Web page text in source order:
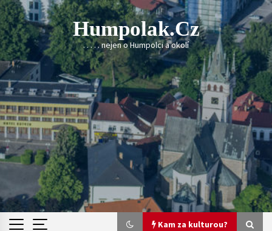
Skip
to
content
Humpolak.cz
. . . . . nejen o Humpolci a okolí
Kam za kulturou?